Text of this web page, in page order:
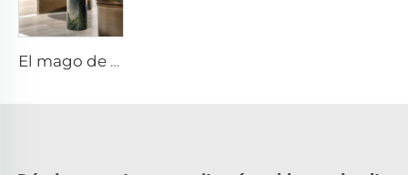
El mago de Oz, muebles de piedra, diseño en piedra, mesa de piedra